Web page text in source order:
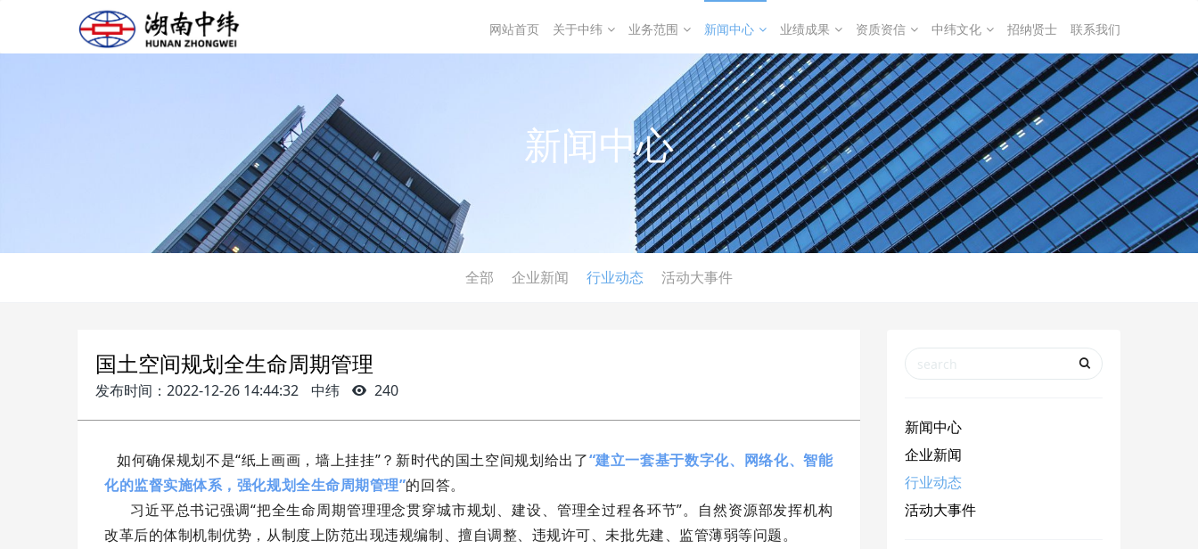
网站首页 关于中纬 业务范围 新闻中心 业绩成果 资质资信 中纬文化 招纳贤士 联系我们
新闻中心
全部 企业新闻 行业动态 活动大事件
国土空间规划全生命周期管理
发布时间：2022-12-26 14:44:32 中纬 240
如何确保规划不是“纸上画画，墙上挂挂”？新时代的国土空间规划给出了“建立一套基于数字化、网络化、智能
化的监督实施体系，强化规划全生命周期管理”的回答。
习近平总书记强调“把全生命周期管理理念贯穿城市规划、建设、管理全过程各环节”。自然资源部发挥机构
改革后的体制机制优势，从制度上防范出现违规编制、擅自调整、违规许可、未批先建、监管薄弱等问题。
新闻中心
企业新闻
行业动态
活动大事件